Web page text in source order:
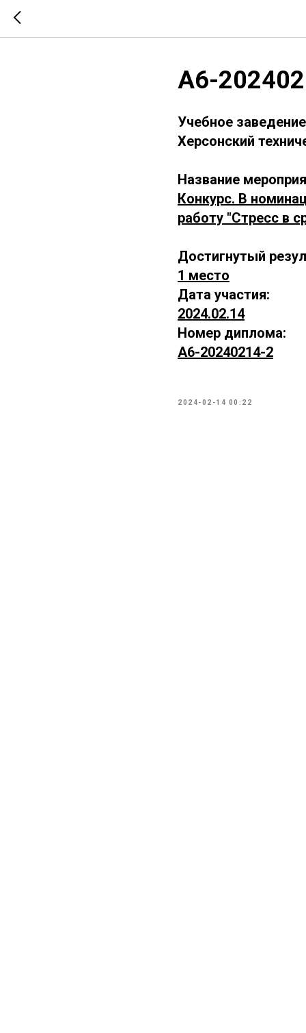
А6-
Учебное
Херсонский
Название
Конкурс. В
работу "Стресс в
Достигнутый
1 место
Дата участия:
2024.02.14
Номер диплома:
А6-20240214-2
2024-02-14 00:22